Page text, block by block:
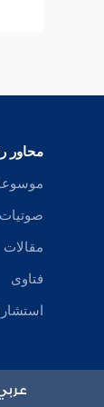
محاور
صوتيات
مقالات
فتاوى